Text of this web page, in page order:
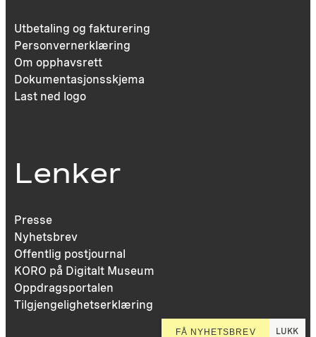
Utbetaling og fakturering
Personvernerklæring
Om opphavsrett
Dokumentasjonsskjema
Last ned logo
Lenker
Presse
Nyhetsbrev
Offentlig postjournal
KORO på Digitalt Museum
Oppdragsportalen
Tilgjengelighetserklæring
FÅ NYHETSBREV LUKK